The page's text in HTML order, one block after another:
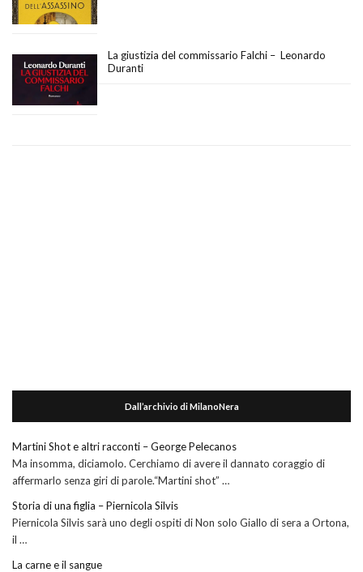
La giustizia del commissario Falchi – Leonardo
Duranti
Dall’archivio di MilanoNera
Martini Shot e altri racconti – George Pelecanos
Ma insomma, diciamolo. Cerchiamo di avere il dannato coraggio di
affermarlo senza giri di parole.“Martini shot” …
Storia di una figlia – Piernicola Silvis
Piernicola Silvis sarà uno degli ospiti di Non solo Giallo di sera a Ortona,
il …
La carne e il sangue